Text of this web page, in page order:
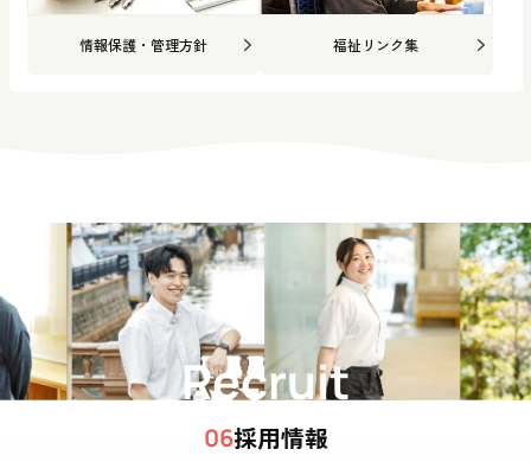
情報保護・管理方針 福祉リンク集
Recruit
06採用情報